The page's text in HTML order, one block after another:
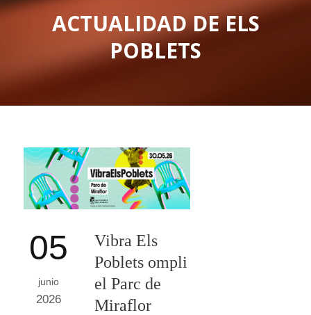
ACTUALIDAD DE ELS
POBLETS
05
junio
2026
Vibra Els
Poblets ompli
el Parc de
Miraflor